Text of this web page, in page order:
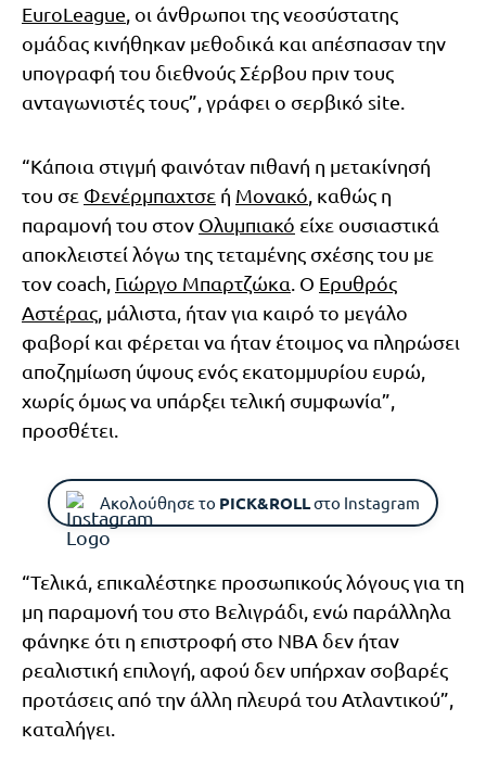
EuroLeague , οι άνθρωποι της νεοσύστατης
ομάδας κινήθηκαν μεθοδικά και απέσπασαν την
υπογραφή του διεθνούς Σέρβου πριν τους
ανταγωνιστές τους”, γράφει ο σερβικό site.
“Κάποια στιγμή φαινόταν πιθανή η μετακίνησή
του σε Φενέρμπαχτσε ή Μονακό , καθώς η
παραμονή του στον Ολυμπιακό είχε ουσιαστικά
αποκλειστεί λόγω της τεταμένης σχέσης του με
τον coach, Γιώργο Μπαρτζώκα . Ο Ερυθρός
Αστέρας , μάλιστα, ήταν για καιρό το μεγάλο
φαβορί και φέρεται να ήταν έτοιμος να πληρώσει
αποζημίωση ύψους ενός εκατομμυρίου ευρώ,
χωρίς όμως να υπάρξει τελική συμφωνία”,
προσθέτει.
Ακολούθησε το PICK&ROLLστο Instagram
“Τελικά, επικαλέστηκε προσωπικούς λόγους για τη
μη παραμονή του στο Βελιγράδι, ενώ παράλληλα
φάνηκε ότι η επιστροφή στο ΝΒΑ δεν ήταν
ρεαλιστική επιλογή, αφού δεν υπήρχαν σοβαρές
προτάσεις από την άλλη πλευρά του Ατλαντικού”,
καταλήγει.